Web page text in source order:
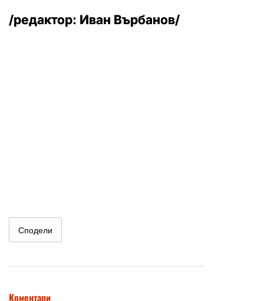
/редактор: Иван Върбанов/
Сподели
Коментари